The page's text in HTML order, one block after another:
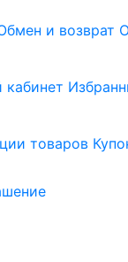
и возврат
товаров